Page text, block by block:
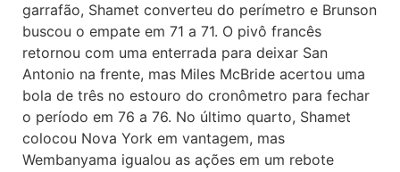
garrafão, Shamet converteu do perímetro e Brunson
buscou o empate em 71 a 71. O pivô francês
retornou com uma enterrada para deixar San
Antonio na frente, mas Miles McBride acertou uma
bola de três no estouro do cronômetro para fechar
o período em 76 a 76. No último quarto, Shamet
colocou Nova York em vantagem, mas
Wembanyama igualou as ações em um rebote